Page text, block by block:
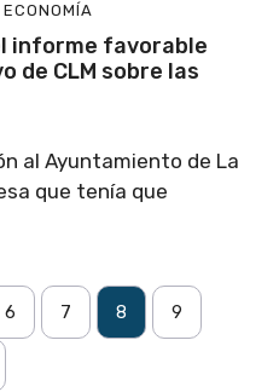
ECONOMÍA
informe favorable
de CLM sobre las
al Ayuntamiento de La
que tenía que
6 7 8 9